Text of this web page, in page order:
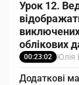
Урок 12.
облікових
00:23:02 Юлія
Додаткові